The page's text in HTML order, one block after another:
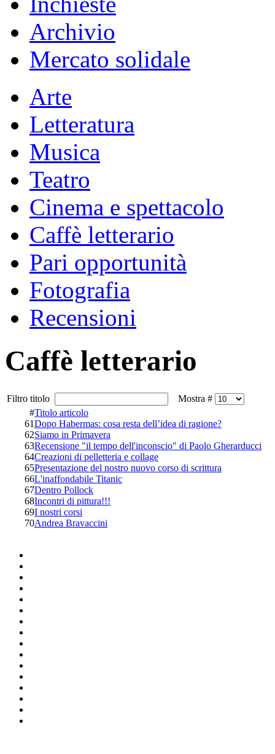
Archivio
Mercato solidale
Arte
Letteratura
Musica
Teatro
Cinema e spettacolo
Caffè letterario
Pari opportunità
Fotografia
Recensioni
Caffè letterario
Filtro titolo
Mostra #
#Titolo articolo
61Dopo Habermas: cosa resta dell’idea di ragione?
62Siamo in Primavera
63Recensione "il tempo dell'inconscio" di Paolo Gherarducci
64Creazioni di pelletteria e collage
65Presentazione del nostro nuovo corso di scrittura
66L'inaffondabile Titanic
67Dentro Pollock
68Incontri di pittura!!!
69I nostri corsi
70Andrea Bravaccini